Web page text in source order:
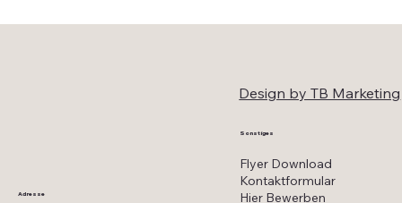
Adresse
Design by TB Marketing
Sonstiges
Flyer Download
Kontaktformular
Hier Bewerben